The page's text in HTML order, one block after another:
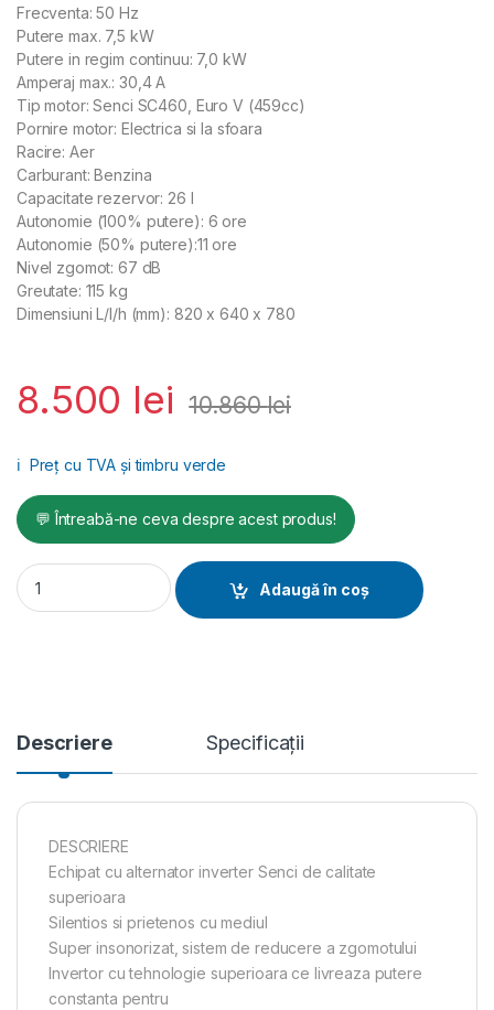
Frecventa: 50 Hz
Putere max. 7,5 kW
Putere in regim continuu: 7,0 kW
Amperaj max.: 30,4 A
Tip motor: Senci SC460, Euro V (459cc)
Pornire motor: Electrica si la sfoara
Racire: Aer
Carburant: Benzina
Capacitate rezervor: 26 l
Autonomie (100% putere): 6 ore
Autonomie (50% putere):11 ore
Nivel zgomot: 67 dB
Greutate: 115 kg
Dimensiuni L/l/h (mm): 820 x 640 x 780
8.500 lei 10.860lei
ℹ️ Preț cu TVA și timbru verde
💬 Întreabă-ne ceva despre acest produs!
Generator inverter SC-8000i, Putere max. 7,5 kW, 230V,
Adaugă în coș
Descriere Specificații
DESCRIERE
Echipat cu alternator inverter Senci de calitate
superioara
Silentios si prietenos cu mediul
Super insonorizat, sistem de reducere a zgomotului
Invertor cu tehnologie superioara ce livreaza putere
constanta pentru